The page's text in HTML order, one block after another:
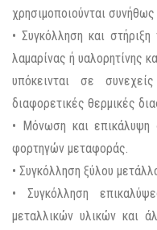
χρησιμοποιούνται
• Συγκόλληση και
λαμαρίνας ή υαλορητίνης
υπόκεινται σε
διαφορετικές θερμικές
• Μόνωση και
φορτηγών μεταφοράς.
• Συγκόλληση ξύλου
• Συγκόλληση
μεταλλικών υλικών και